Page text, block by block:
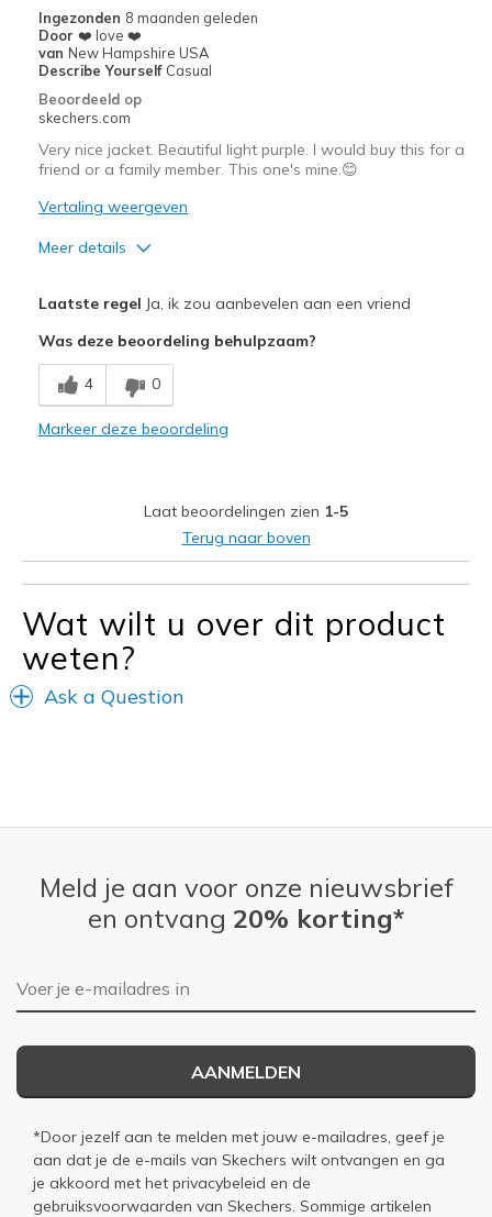
Ingezonden 8 maanden geleden
Door ❤️ love ❤️
van New Hampshire USA
Describe Yourself Casual
Beoordeeld op
skechers.com
Very nice jacket. Beautiful light purple. I would buy this for a
friend or a family member. This one's mine.😊
Vertaling weergeven
Meer details
Breathe Well
Comfortable
Beste toepassingen
Casual Wear
Going Out
Special Occasions
Travel
Laatste regel Ja, ik zou aanbevelen aan een vriend
Was deze beoordeling behulpzaam?
4 0
Markeer deze beoordeling
Laat beoordelingen zien 1-5
Terug naar boven
Wat wilt u over dit product
weten?
Ask a Question
Meld je aan voor onze nieuwsbrief
en ontvang 20% korting*
E-mailadres
AANMELDEN
*Door jezelf aan te melden met jouw e-mailadres, geef je
aan dat je de e-mails van Skechers wilt ontvangen en ga
je akkoord met het privacybeleid en de
gebruiksvoorwaarden van Skechers. Sommige artikelen